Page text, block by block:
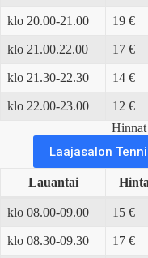
klo 20.00-21.00 19 €
klo 21.00.22.00 17 €
klo 21.30-22.30 14 €
klo 22.00-23.00 12 €
Laajasalon
Lauantai
klo 08.00-09.00 15 €
klo 08.30-09.30 17 €